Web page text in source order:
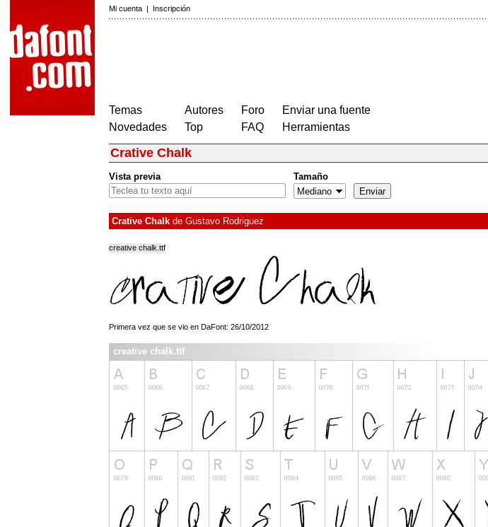
Mi cuenta | Inscripción
Temas
Novedades
Autores
Top
Foro
FAQ
Enviar una fuente
Herramientas
Crative Chalk
Vista previa Tamaño
Crative Chalk de Gustavo Rodriguez
creative chalk.ttf
Primera vez que se vio en DaFont: 26/10/2012
creative chalk.ttf